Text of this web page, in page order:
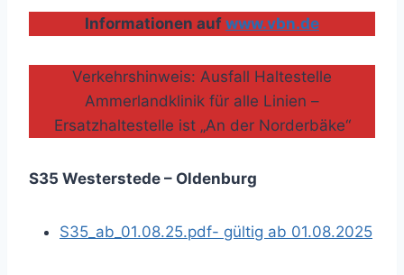
Informationen auf www.vbn.de
Verkehrshinweis: Ausfall Haltestelle
Ammerlandklinik für alle Linien –
Ersatzhaltestelle ist „An der Norderbäke“
S35 Westerstede – Oldenburg
S35_ab_01.08.25.pdf- gültig ab 01.08.2025